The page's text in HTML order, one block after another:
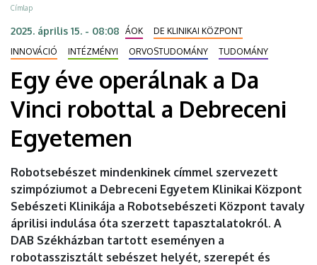
Vinci
robottal
Debreceni
Egyetemen
DEBRECENI
EGYETEM
Morzsa
Címlap
2025. április 15. - 08:08 ÁOK
DE KLINIKAI KÖZPONT
INNOVÁCIÓ
INTÉZMÉNYI ORVOSTUDOMÁNY TUDOMÁNY
Egy éve operálnak a Da
Vinci robottal a Debreceni
Egyetemen
Robotsebészet mindenkinek címmel szervezett
szimpóziumot a Debreceni Egyetem Klinikai Központ
Sebészeti Klinikája a Robotsebészeti Központ tavaly
áprilisi indulása óta szerzett tapasztalatokról. A
DAB Székházban tartott eseményen a
robotasszisztált sebészet helyét, szerepét és